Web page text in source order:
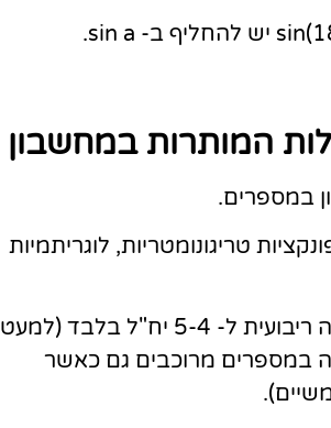
המותרות במחשבון
במספרים.
טריגונומטריות, לוגריתמיות
פתרון משוואה ריבועית ל- 5-4 יח"ל בלבד (למעט
במספרים מרוכבים גם כאשר